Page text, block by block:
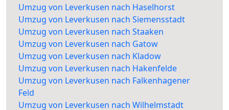
Umzug von Leverkusen nach Haselhorst
Umzug von Leverkusen nach Siemensstadt
Umzug von Leverkusen nach Staaken
Umzug von Leverkusen nach Gatow
Umzug von Leverkusen nach Kladow
Umzug von Leverkusen nach Hakenfelde
Umzug von Leverkusen nach Falkenhagener
Feld
Umzug von Leverkusen nach Wilhelmstadt